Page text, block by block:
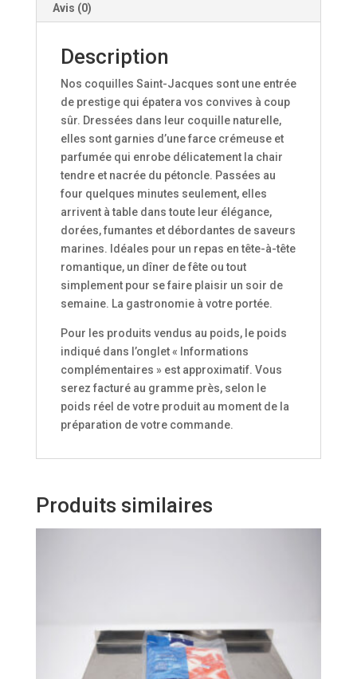
Avis (0)
Description
Nos coquilles Saint-Jacques sont une entrée
de prestige qui épatera vos convives à coup
sûr. Dressées dans leur coquille naturelle,
elles sont garnies d’une farce crémeuse et
parfumée qui enrobe délicatement la chair
tendre et nacrée du pétoncle. Passées au
four quelques minutes seulement, elles
arrivent à table dans toute leur élégance,
dorées, fumantes et débordantes de saveurs
marines. Idéales pour un repas en tête-à-tête
romantique, un dîner de fête ou tout
simplement pour se faire plaisir un soir de
semaine. La gastronomie à votre portée.
Pour les produits vendus au poids, le poids
indiqué dans l’onglet « Informations
complémentaires » est approximatif. Vous
serez facturé au gramme près, selon le
poids réel de votre produit au moment de la
préparation de votre commande.
Produits similaires